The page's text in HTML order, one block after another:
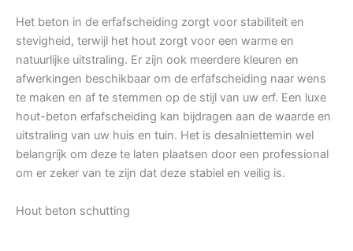
Het beton in de erfafscheiding zorgt voor stabiliteit en
stevigheid, terwijl het hout zorgt voor een warme en
natuurlijke uitstraling. Er zijn ook meerdere kleuren en
afwerkingen beschikbaar om de erfafscheiding naar wens
te maken en af te stemmen op de stijl van uw erf. Een luxe
hout-beton erfafscheiding kan bijdragen aan de waarde en
uitstraling van uw huis en tuin. Het is desalniettemin wel
belangrijk om deze te laten plaatsen door een professional
om er zeker van te zijn dat deze stabiel en veilig is.
Hout beton schutting